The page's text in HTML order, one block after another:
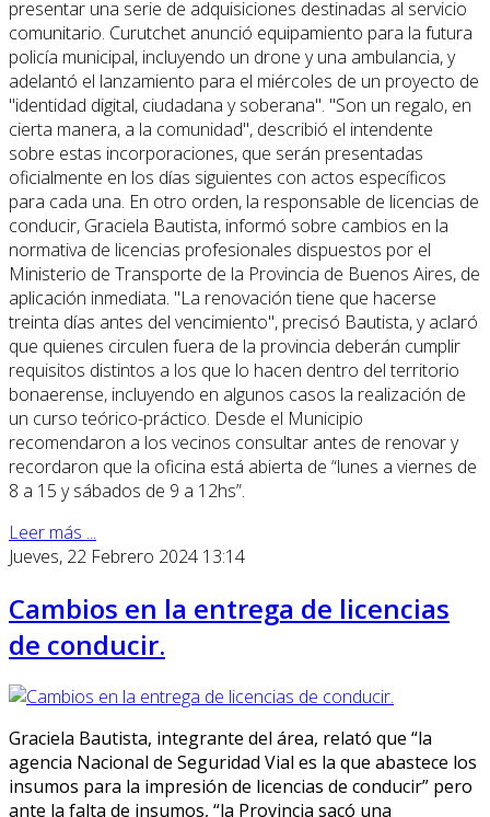
presentar una serie de adquisiciones destinadas al servicio
comunitario. Curutchet anunció equipamiento para la futura
policía municipal, incluyendo un drone y una ambulancia, y
adelantó el lanzamiento para el miércoles de un proyecto de
"identidad digital, ciudadana y soberana". "Son un regalo, en
cierta manera, a la comunidad", describió el intendente
sobre estas incorporaciones, que serán presentadas
oficialmente en los días siguientes con actos específicos
para cada una. En otro orden, la responsable de licencias de
conducir, Graciela Bautista, informó sobre cambios en la
normativa de licencias profesionales dispuestos por el
Ministerio de Transporte de la Provincia de Buenos Aires, de
aplicación inmediata. "La renovación tiene que hacerse
treinta días antes del vencimiento", precisó Bautista, y aclaró
que quienes circulen fuera de la provincia deberán cumplir
requisitos distintos a los que lo hacen dentro del territorio
bonaerense, incluyendo en algunos casos la realización de
un curso teórico-práctico. Desde el Municipio
recomendaron a los vecinos consultar antes de renovar y
recordaron que la oficina está abierta de “lunes a viernes de
8 a 15 y sábados de 9 a 12hs”.
Leer más ...
Jueves, 22 Febrero 2024 13:14
Cambios en la entrega de licencias
de conducir.
Graciela Bautista, integrante del área, relató que “la
agencia Nacional de Seguridad Vial es la que abastece los
insumos para la impresión de licencias de conducir” pero
ante la falta de insumos, “la Provincia sacó una